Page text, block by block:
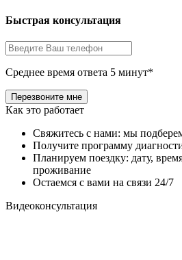
Быстрая консультация
Среднее время ответа 5 минут*
Как это работает
Свяжитесь с нами: мы
Получите программу
Планируем поездку: дату,
проживание
Остаемся с вами на связи 24/7
Видеоконсультация